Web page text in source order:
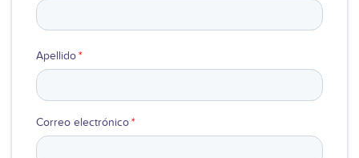
Apellido*
Correo electrónico*